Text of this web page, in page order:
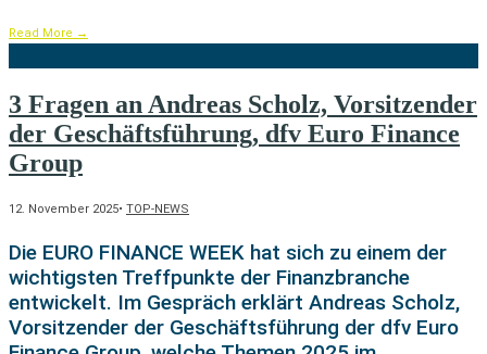
Read More →
3 Fragen an Andreas Scholz, Vorsitzender
der Geschäftsführung, dfv Euro Finance
Group
12. November 2025• TOP-NEWS
Die EURO FINANCE WEEK hat sich zu einem der
wichtigsten Treffpunkte der Finanzbranche
entwickelt. Im Gespräch erklärt Andreas Scholz,
Vorsitzender der Geschäftsführung der dfv Euro